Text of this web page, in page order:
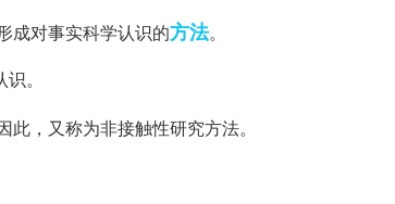
成对事实科学认识的方法。
。
此，又称为非接触性研究方法。